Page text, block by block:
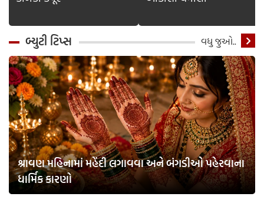
બ્યુટી ટિપ્સ વધુ જુઓ..
શ્રાવણ મહિનામાં મહેંદી લગાવવા અને બંગડીઓ પહેરવાના
ધાર્મિક કારણો